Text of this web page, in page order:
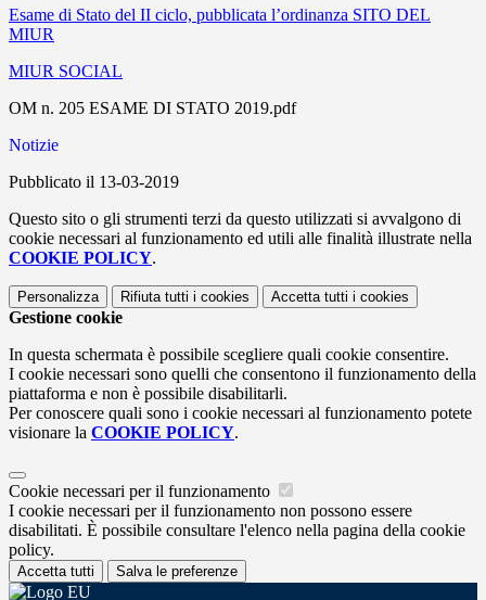
Esame di Stato del II ciclo, pubblicata l’ordinanza SITO DEL
MIUR
MIUR SOCIAL
OM n. 205 ESAME DI STATO 2019.pdf
Notizie
Pubblicato il 13-03-2019
Questo sito o gli strumenti terzi da questo utilizzati si avvalgono di
cookie necessari al funzionamento ed utili alle finalità illustrate nella
COOKIE POLICY.
Personalizza Rifiuta tutti i cookies Accetta tutti i cookies
Gestione cookie
In questa schermata è possibile scegliere quali cookie consentire.
I cookie necessari sono quelli che consentono il funzionamento della
piattaforma e non è possibile disabilitarli.
Per conoscere quali sono i cookie necessari al funzionamento potete
visionare la COOKIE POLICY.
Cookie necessari per il funzionamento
I cookie necessari per il funzionamento non possono essere
disabilitati. È possibile consultare l'elenco nella pagina della cookie
policy.
Accetta tutti Salva le preferenze